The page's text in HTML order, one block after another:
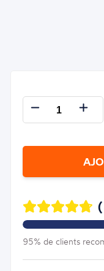
95% de clients